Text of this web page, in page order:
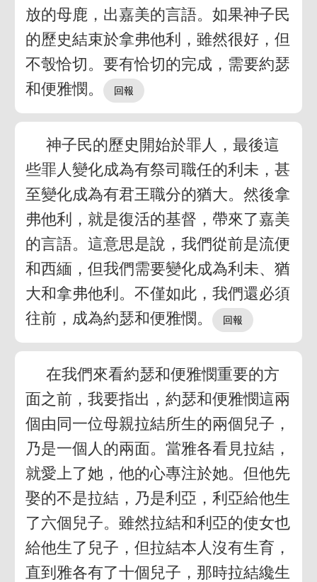
放的母鹿，出嘉美的言語。如果神子民
的歷史結束於拿弗他利，雖然很好，但
不彀恰切。要有恰切的完成，需要約瑟
和便雅憫。
神子民的歷史開始於罪人，最後這
些罪人變化成為有祭司職任的利未，甚
至變化成為有君王職分的猶大。然後拿
弗他利，就是復活的基督，帶來了嘉美
的言語。這意思是說，我們從前是流便
和西緬，但我們需要變化成為利未、猶
大和拿弗他利。不僅如此，我們還必須
往前，成為約瑟和便雅憫。
在我們來看約瑟和便雅憫重要的方
面之前，我要指出，約瑟和便雅憫這兩
個由同一位母親拉結所生的兩個兒子，
乃是一個人的兩面。當雅各看見拉結，
就愛上了她，他的心專注於她。但他先
娶的不是拉結，乃是利亞，利亞給他生
了六個兒子。雖然拉結和利亞的使女也
給他生了兒子，但拉結本人沒有生育，
直到雅各有了十個兒子，那時拉結纔生